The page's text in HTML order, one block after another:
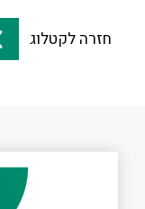
חזרה לקטלוג